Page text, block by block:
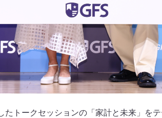
たトークセッションの「家計と未来」を